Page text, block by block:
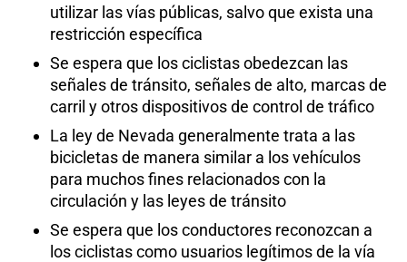
utilizar las vías públicas, salvo que exista una
restricción específica
Se espera que los ciclistas obedezcan las
señales de tránsito, señales de alto, marcas de
carril y otros dispositivos de control de tráfico
La ley de Nevada generalmente trata a las
bicicletas de manera similar a los vehículos
para muchos fines relacionados con la
circulación y las leyes de tránsito
Se espera que los conductores reconozcan a
los ciclistas como usuarios legítimos de la vía